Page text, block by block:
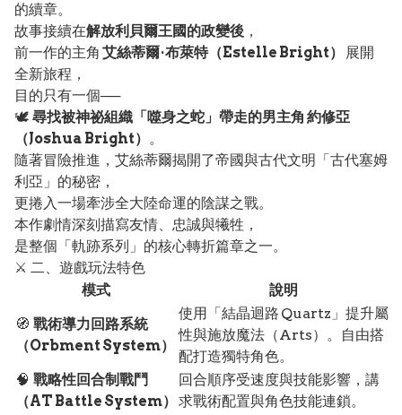
的續章。
故事接續在解放利貝爾王國的政變後 ，
前一作的主角 艾絲蒂爾·布萊特（Estelle Bright）
展開
全新旅程，
目的只有一個──
🕊️ 尋找被神祕組織「噬身之蛇」帶走的男主角 約修亞
（Joshua Bright） 。
隨著冒險推進，艾絲蒂爾揭開了帝國與古代文明「古代塞姆
利亞」的秘密，
更捲入一場牽涉全大陸命運的陰謀之戰。
本作劇情深刻描寫友情、忠誠與犧牲，
是整個「軌跡系列」的核心轉折篇章之一。
⚔️ 二、遊戲玩法特色
模式
說明
🧭 戰術導力回路系統
（Orbment System）
使用「結晶迴路 Quartz」提升屬
性與施放魔法（Arts）。自由搭
配打造獨特角色。
🧠 戰略性回合制戰鬥
（AT Battle System）
回合順序受速度與技能影響，講
求戰術配置與角色技能連鎖。